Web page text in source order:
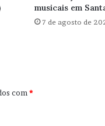
musicais em
7 de agosto de
com*